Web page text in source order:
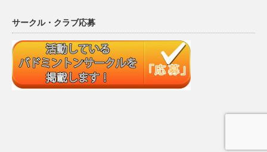
サークル・クラブ応募